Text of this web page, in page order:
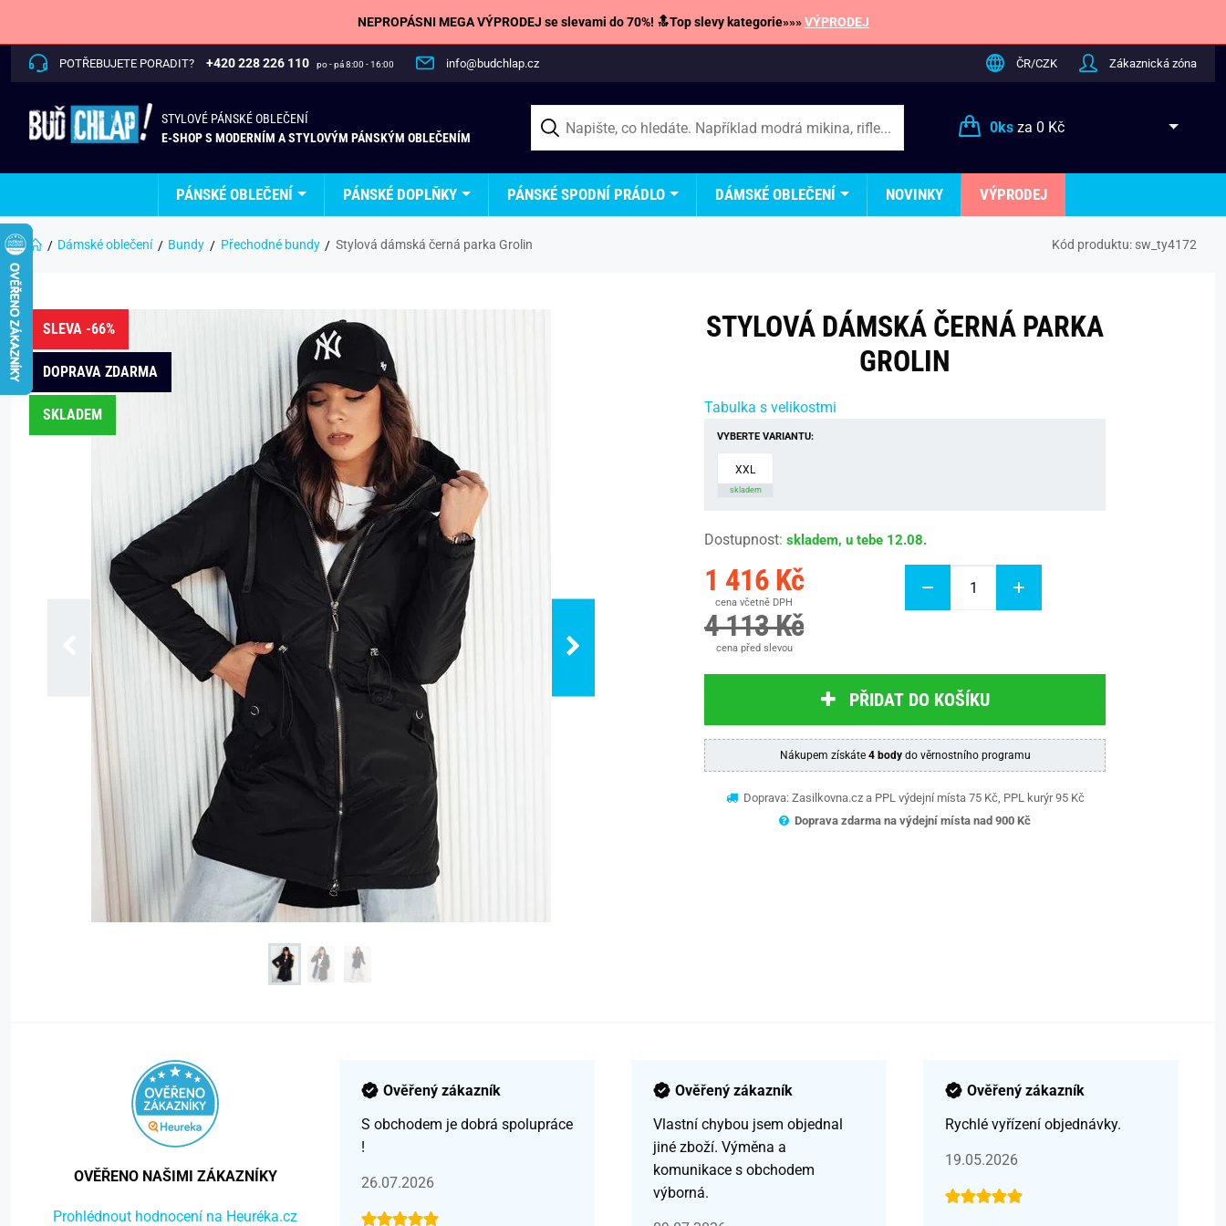
NEPROPÁSNI MEGA VÝPRODEJ se slevami do 70%! 🔝Top slevy kategorie»»»VÝPRODEJ
POTŘEBUJETE PORADIT? +420 228 226 110 po - pá 8:00 - 16:00 info@budchlap.cz ČR/CZK Zákaznická zóna
STYLOVÉ PÁNSKÉ OBLEČENÍ
E-SHOP S MODERNÍM A STYLOVÝM PÁNSKÝM OBLEČENÍM
0ksza 0 Kč
PÁNSKÉ OBLEČENÍ PÁNSKÉ DOPLŇKY PÁNSKÉ SPODNÍ PRÁDLO DÁMSKÉ OBLEČENÍ NOVINKY VÝPRODEJ
Dámské oblečení Bundy Přechodné bundy Stylová dámská černá parka Grolin Kód produktu: sw_ty4172
SLEVA -66%
DOPRAVA ZDARMA
SKLADEM
STYLOVÁ DÁMSKÁ ČERNÁ PARKA
GROLIN
Tabulka s velikostmi
VYBERTE VARIANTU:
XXL
skladem
Dostupnost: skladem, u tebe 12.08.
1 416 Kč
cena včetně DPH
4 113 Kč
cena před slevou
PŘIDAT DO KOŠÍKU
Nákupem získáte 4 bodydo věrnostního programu
Doprava: Zasilkovna.cz a PPL výdejní místa 75 Kč, PPL kurýr 95 Kč
Doprava zdarma na výdejní místa nad 900 Kč
OVĚŘENO NAŠIMI ZÁKAZNÍKY
Prohlédnout hodnocení na Heuréka.cz
Ověřený zákazník
S obchodem je dobrá spolupráce
!
26.07.2026
Ověřený zákazník
Vlastní chybou jsem objednal
jiné zboží. Výměna a
komunikace s obchodem
výborná.
Ověřený zákazník
Rychlé vyřízení objednávky.
19.05.2026